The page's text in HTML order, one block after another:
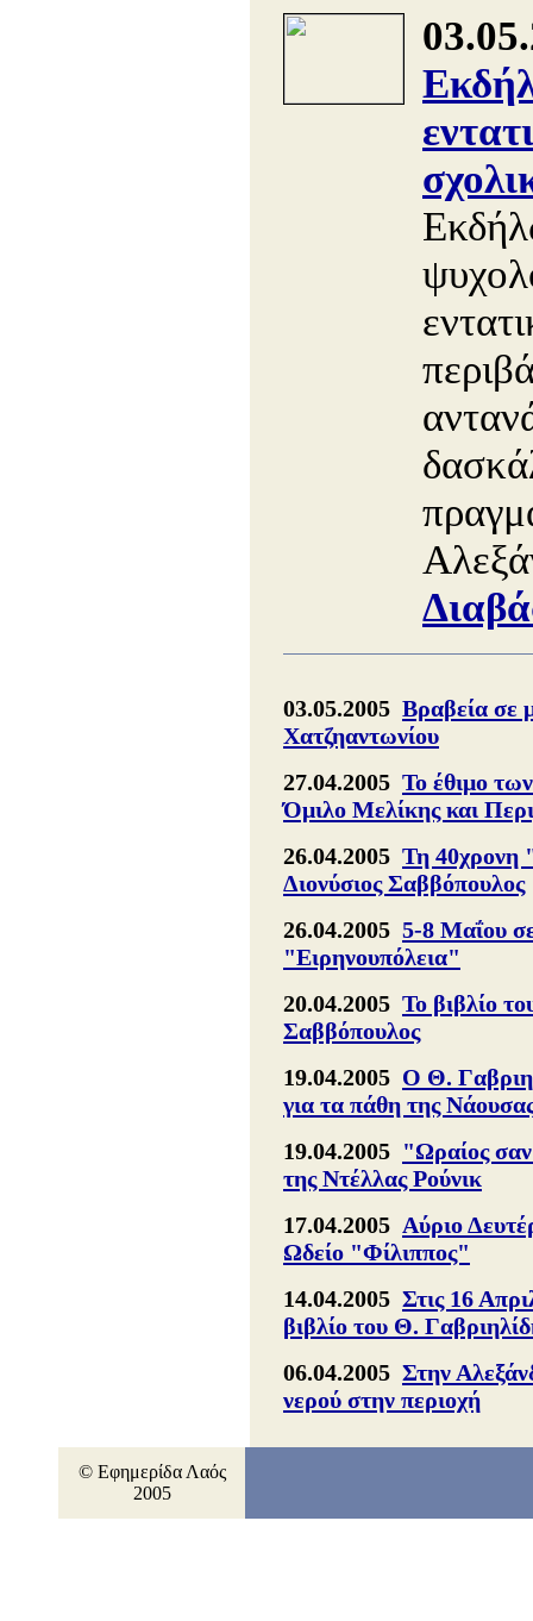
03.05.2005 Βραβεία σε
Χατζηαντωνίου
27.04.2005 Το έθιμο
Όμιλο Μελίκης και
26.04.2005 Τη 40χρονη
Διονύσιος Σαββόπουλος
26.04.2005 5-8 Μαΐου
"Ειρηνουπόλεια"
20.04.2005 Το βιβλίο
Σαββόπουλος
19.04.2005 Ο Θ.
για τα πάθη της
19.04.2005 "Ωραίος
της Ντέλλας Ρούνικ
17.04.2005 Αύριο
Ωδείο "Φίλιππος"
14.04.2005 Στις 16
βιβλίο του Θ.
06.04.2005 Στην
νερού στην περιοχή
© Εφημερίδα Λαός
2005